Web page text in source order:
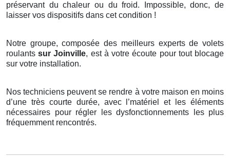
préservant du chaleur ou du froid. Impossible, donc, de
laisser vos dispositifs dans cet condition !
Notre groupe, composée des meilleurs experts de volets
roulantssur Joinville, est à votre écoute pour tout blocage
sur votre installation.
Nos techniciens peuvent se rendre à votre maison en moins
d’une très courte durée, avec l’matériel et les éléments
nécessaires pour régler les dysfonctionnements les plus
fréquemment rencontrés.